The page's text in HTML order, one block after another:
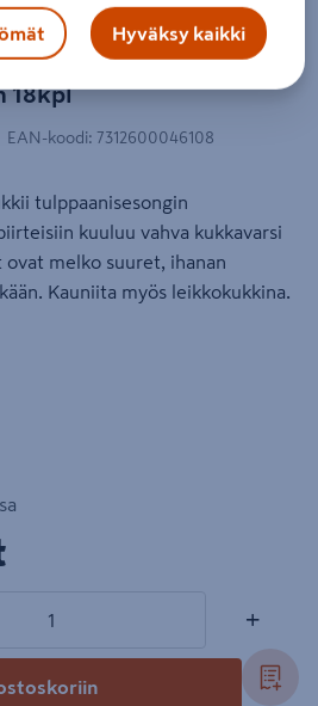
Garden
18kpl
EAN-koodi: 7312600046108
tulppaanisesongin
kuuluu vahva kukkavarsi
ovat melko suuret, ihanan
Kauniita myös leikkokukkina.
+
Hyväksy kaikki